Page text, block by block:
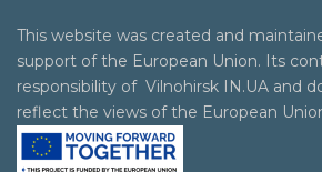
This website was created and
support of the European Union. Its
responsibility of Vilnohirsk IN.UA and
reflect the views of the European